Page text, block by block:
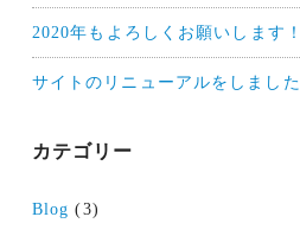
ビ
ゲ
ー
ン
2020年もよろしくお願いします！
サイトのリニューアルをしました
カテゴリー
Blog (3)